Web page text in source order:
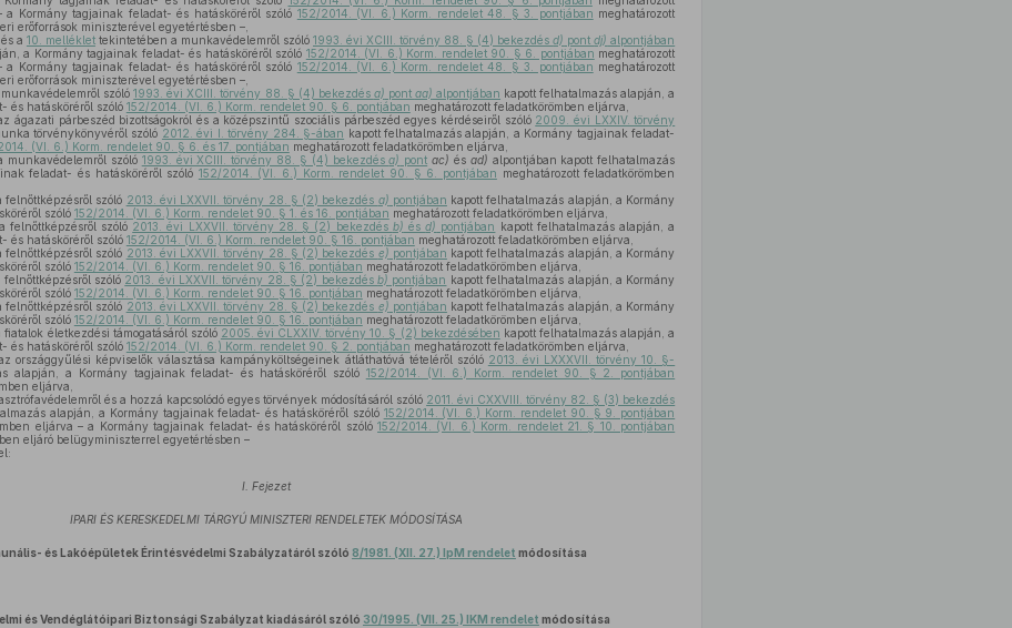
a Kormány tagjainak feladat- és hatásköréről szóló 152/2014. (VI. 6.) Korm. rendelet 48. § 3. pontjában meghatározott
erőforrások miniszterével egyetértésben –,
a 10. melléklettekintetében a munkavédelemről szóló1993. évi XCIII. törvény 88. § (4) bekezdésd) pontdj) alpontjában
a Kormány tagjainak feladat- és hatásköréről szóló 152/2014. (VI. 6.) Korm. rendelet 90. § 6. pontjában meghatározott
a Kormány tagjainak feladat- és hatásköréről szóló 152/2014. (VI. 6.) Korm. rendelet 48. § 3. pontjában meghatározott
erőforrások miniszterével egyetértésben –,
szóló1993. évi XCIII. törvény 88. § (4) bekezdés a) pont aa) alpontjában kapott felhatalmazás alapján, a
és hatásköréről szóló 152/2014. (VI. 6.) Korm. rendelet 90. § 6. pontjában meghatározott feladatkörömben eljárva,
ágazati párbeszéd bizottságokról és a középszintű szociális párbeszéd egyes kérdéseiről szóló 2009. évi LXXIV. törvény
törvénykönyvéről szóló 2012. évi I. törvény 284. §-ában kapott felhatalmazás alapján, a Kormány tagjainak feladat-
(VI. 6.) Korm. rendelet 90. § 6. és 17. pontjában meghatározott feladatkörömben eljárva,
munkavédelemről szóló 1993. évi XCIII. törvény 88. § (4) bekezdésa) pont ac) és ad) alpontjában kapott felhatalmazás
feladat- és hatásköréről szóló 152/2014. (VI. 6.) Korm. rendelet 90. § 6. pontjában meghatározott feladatkörömben
felnőttképzésről szóló 2013. évi LXXVII. törvény 28. § (2) bekezdés a) pontjában kapott felhatalmazás alapján, a Kormány
szóló 152/2014. (VI. 6.) Korm. rendelet 90. § 1. és 16. pontjában meghatározott feladatkörömben eljárva,
felnőttképzésről szóló 2013. évi LXXVII. törvény 28. § (2) bekezdés b) ésd) pontjában kapott felhatalmazás alapján, a
és hatásköréről szóló 152/2014. (VI. 6.) Korm. rendelet 90. § 16. pontjában meghatározott feladatkörömben eljárva,
felnőttképzésről szóló 2013. évi LXXVII. törvény 28. § (2) bekezdés e) pontjában kapott felhatalmazás alapján, a Kormány
szóló 152/2014. (VI. 6.) Korm. rendelet 90. § 16. pontjában meghatározott feladatkörömben eljárva,
szóló 2013. évi LXXVII. törvény 28. § (2) bekezdésb) pontjában kapott felhatalmazás alapján, a Kormány
szóló 152/2014. (VI. 6.) Korm. rendelet 90. § 16. pontjában meghatározott feladatkörömben eljárva,
felnőttképzésről szóló 2013. évi LXXVII. törvény 28. § (2) bekezdés e) pontjában kapott felhatalmazás alapján, a Kormány
szóló 152/2014. (VI. 6.) Korm. rendelet 90. § 16. pontjában meghatározott feladatkörömben eljárva,
életkezdési támogatásáról szóló 2005. évi CLXXIV. törvény 10. § (2) bekezdésében kapott felhatalmazás alapján, a
és hatásköréről szóló 152/2014. (VI. 6.) Korm. rendelet 90. § 2. pontjában meghatározott feladatkörömben eljárva,
országgyűlési képviselők választása kampányköltségeinek átláthatóvá tételéről szóló 2013. évi LXXXVII. törvény 10. §-
alapján, a Kormány tagjainak feladat- és hatásköréről szóló 152/2014. (VI. 6.) Korm. rendelet 90. § 2. pontjában
eljárva,
és a hozzá kapcsolódó egyes törvények módosításáról szóló 2011. évi CXXVIII. törvény 82. § (3) bekezdés
alapján, a Kormány tagjainak feladat- és hatásköréről szóló 152/2014. (VI. 6.) Korm. rendelet 90. § 9. pontjában
eljárva – a Kormány tagjainak feladat- és hatásköréről szóló152/2014. (VI. 6.) Korm. rendelet 21. § 10. pontjában
eljáró belügyminiszterrel egyetértésben –
I. Fejezet
IPARI ÉS KERESKEDELMI TÁRGYÚ MINISZTERI RENDELETEK MÓDOSÍTÁSA
és Lakóépületek Érintésvédelmi Szabályzatáról szóló 8/1981. (XII. 27.) IpM rendelet módosítása
és Vendéglátóipari Biztonsági Szabályzat kiadásáról szóló 30/1995. (VII. 25.) IKM rendelet módosítása